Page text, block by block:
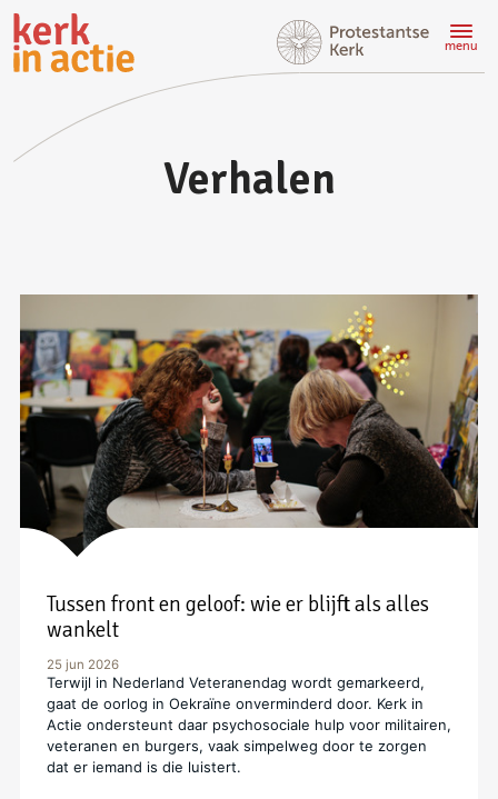
Doorgaan
naar
hoofdinhoud
menu
Verhalen
Tussen front en geloof: wie er blijft als alles
wankelt
25 jun 2026
Terwijl in Nederland Veteranendag wordt gemarkeerd,
gaat de oorlog in Oekraïne onverminderd door. Kerk in
Actie ondersteunt daar psychosociale hulp voor militairen,
veteranen en burgers, vaak simpelweg door te zorgen
dat er iemand is die luistert.